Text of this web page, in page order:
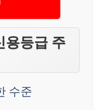
용등급 주
수준